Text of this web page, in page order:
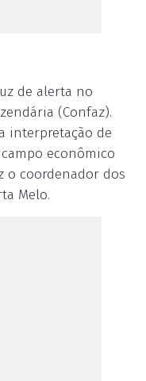
de alerta no
(Confaz).
interpretação de
econômico
o coordenador dos
Melo.